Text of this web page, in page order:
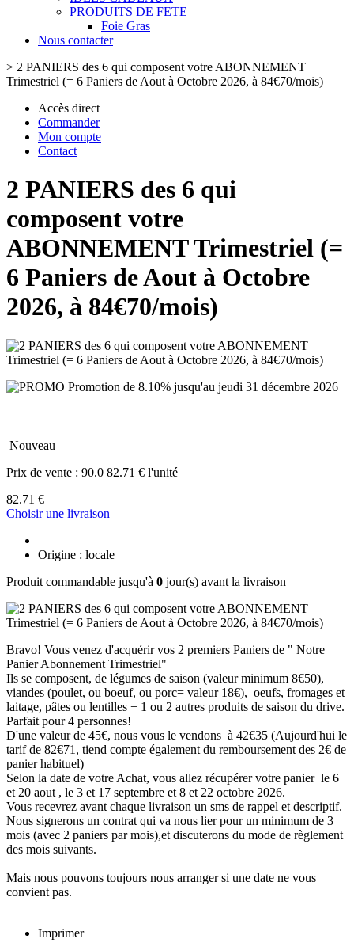
PRODUITS DE FETE
Foie Gras
Nous contacter
> 2 PANIERS des 6 qui composent votre ABONNEMENT
Trimestriel (= 6 Paniers de Aout à Octobre 2026, à 84€70/mois)
Accès direct
Commander
Mon compte
Contact
2 PANIERS des 6 qui
composent votre
ABONNEMENT Trimestriel (=
6 Paniers de Aout à Octobre
2026, à 84€70/mois)
Promotion de 8.10% jusqu'au jeudi 31 décembre 2026
Nouveau
Prix de vente : 90.0 82.71 € l'unité
82.71 €
Choisir une livraison
Origine : locale
Produit commandable jusqu'à 0 jour(s) avant la livraison
Bravo! Vous venez d'acquérir vos 2 premiers Paniers de " Notre
Panier Abonnement Trimestriel"
Ils se composent, de légumes de saison (valeur minimum 8€50),
viandes (poulet, ou boeuf, ou porc= valeur 18€), oeufs, fromages et
laitage, pâtes ou lentilles + 1 ou 2 autres produits de saison du drive.
Parfait pour 4 personnes!
D'une valeur de 45€, nous vous le vendons à 42€35 (Aujourd'hui le
tarif de 82€71, tiend compte également du remboursement des 2€ de
panier habituel)
Selon la date de votre Achat, vous allez récupérer votre panier le 6
et 20 aout , le 3 et 17 septembre et 8 et 22 octobre 2026.
Vous recevrez avant chaque livraison un sms de rappel et descriptif.
Nous signerons un contrat qui va nous lier pour un minimum de 3
mois (avec 2 paniers par mois),et discuterons du mode de règlement
des mois suivants.
Mais nous pouvons toujours nous arranger si une date ne vous
convient pas.
Imprimer